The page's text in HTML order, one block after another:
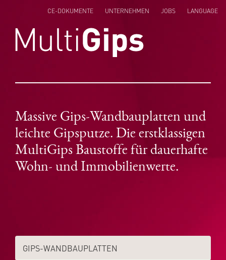
CE-DOKUMENTE UNTERNEHMEN JOBS
LANGUAGE
Massive Gips-Wandbauplatten und
leichte Gipsputze. Die erstklassigen
MultiGips Baustoffe für dauerhafte
Wohn- und Immobilienwerte.
GIPS-WAND­­BAUPLATTEN